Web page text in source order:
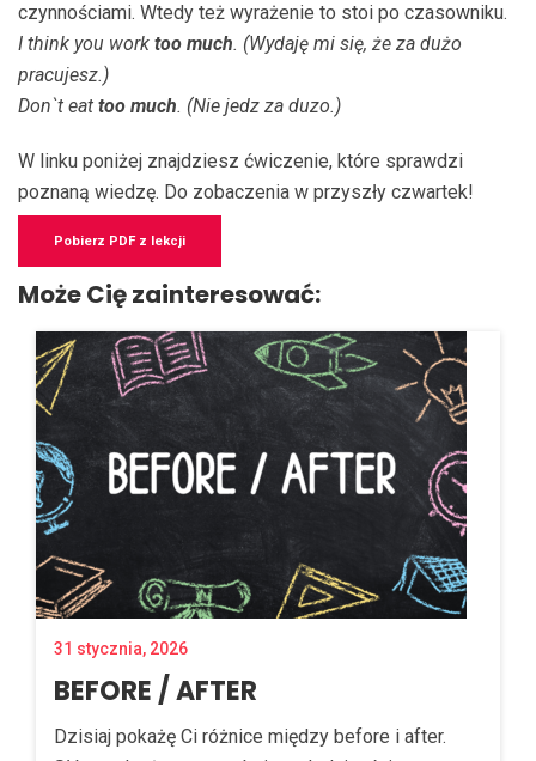
czynnościami. Wtedy też wyrażenie to stoi po czasowniku.
I think you work too much. (Wydaję mi się, że za dużo
pracujesz.)
Don`t eat too much. (Nie jedz za duzo.)
W linku poniżej znajdziesz ćwiczenie, które sprawdzi
poznaną wiedzę. Do zobaczenia w przyszły czwartek!
Pobierz PDF z lekcji
Może Cię zainteresować:
31 stycznia, 2026
BEFORE / AFTER
Dzisiaj pokażę Ci różnice między before i after.